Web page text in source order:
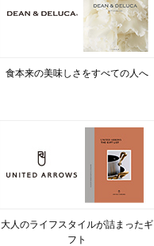
食本来の美味しさをすべての人へ
大人のライフスタイルが詰まったギ
フト